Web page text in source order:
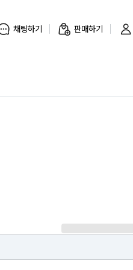
채팅하기 판매하기